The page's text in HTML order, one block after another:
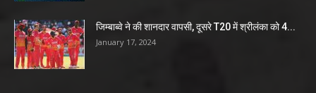
जिम्बाब्वे ने की शानदार वापसी, दूसरे T20 में श्रीलंका को 4...
January 17, 2024